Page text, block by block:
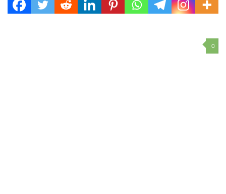
El secretario de Políticas de Salud...
0